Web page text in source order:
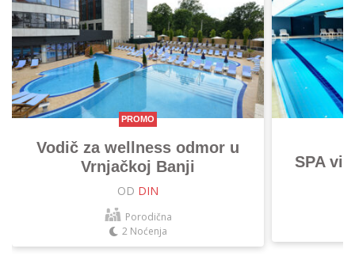
PROMO
Vodič za wellness odmor u
Vrnjačkoj Banji
OD DIN
Porodična
2 Noćenja
SPA